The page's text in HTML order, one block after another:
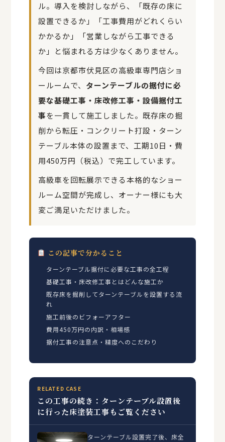
ル。導入を検討しながら、「既存の床に
設置できるか」「工事費用がどれくらい
かかるか」「営業しながら工事できる
か」と悩まれる方は少なくありません。
今回は京都市伏見区の高級車専門店ショ
ールームで、 ターンテーブルの据付に必
要な基礎工事・床改修工事・設備据付工
事を一貫して施工しました。既存床の掘
削から転圧・コンクリート打設・ターン
テーブル本体の設置まで、工期10日・費
用450万円（税込）で完工しています。
高級車を回転展示できる本格的なショー
ルーム空間が完成し、オーナー様にも大
変ご満足いただけました。
この記事で分かること
ターンテーブル据付に必要な工事の全工程
基礎工事・床改修工事とはどんな施工か
既存床を掘削してターンテーブルを設置する流
れ
施工前後のビフォーアフター
費用450万円の内訳・相場感
据付工事の注意点・精度へのこだわり
RELATED CASE
この工事の続き：ターンテーブル設置後
に行った床塗装工事もご覧ください
ターンテーブル設置完了後、床全